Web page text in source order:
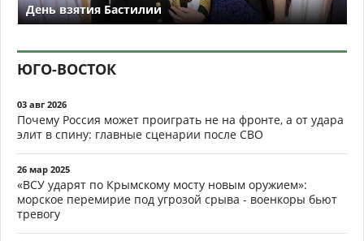
День взятия Бастилии
ЮГО-ВОСТОК
03 авг 2026
Почему Россия может проиграть не на фронте, а от удара
элит в спину: главные сценарии после СВО
26 мар 2025
«ВСУ ударят по Крымскому мосту новым оружием»:
морское перемирие под угрозой срыва - военкоры бьют
тревогу